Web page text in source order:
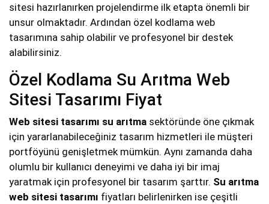
sitesi hazırlanırken projelendirme ilk etapta önemli bir
unsur olmaktadır. Ardından özel kodlama web
tasarımına sahip olabilir ve profesyonel bir destek
alabilirsiniz.
Özel Kodlama Su Arıtma Web
Sitesi Tasarımı Fiyat
Web sitesi tasarımı su arıtma sektöründe öne çıkmak
için yararlanabileceğiniz tasarım hizmetleri ile müşteri
portföyünü genişletmek mümkün. Aynı zamanda daha
olumlu bir kullanıcı deneyimi ve daha iyi bir imaj
yaratmak için profesyonel bir tasarım şarttır. Su arıtma
web sitesi tasarımı fiyatları belirlenirken ise çeşitli